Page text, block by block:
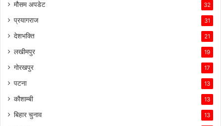
मौसम अपडेट 32
प्रयागराज 31
देशभक्ति 21
लखीमपुर 19
गोरखपुर 17
पटना 13
कौशाम्बी 13
बिहार चुनाव 13